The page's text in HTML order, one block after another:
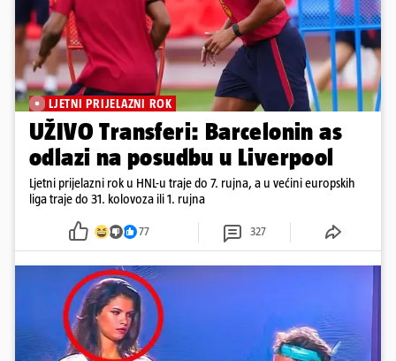
LJETNI PRIJELAZNI ROK
UŽIVO Transferi: Barcelonin as
odlazi na posudbu u Liverpool
Ljetni prijelazni rok u HNL-u traje do 7. rujna, a u većini europskih
liga traje do 31. kolovoza ili 1. rujna
77 327